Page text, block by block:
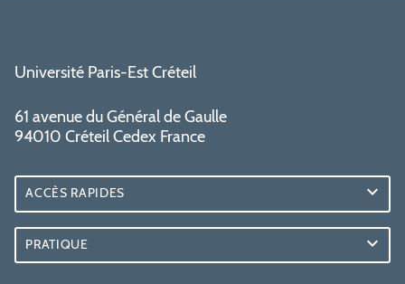
Université Paris-Est Créteil
61 avenue du Général de Gaulle
94010 Créteil Cedex France
ACCÈS RAPIDES
PRATIQUE